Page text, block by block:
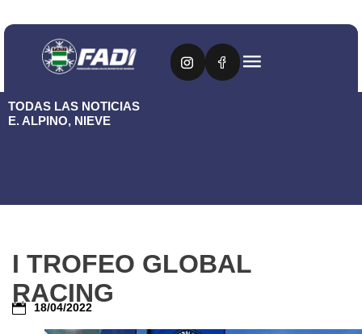
TODAS LAS NOTICIAS
E. ALPINO, NIEVE
I TROFEO GLOBAL
RACING
18/04/2022